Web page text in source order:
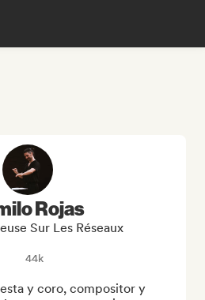
Rojas
Sur Les Réseaux
44k
y coro, compositor y